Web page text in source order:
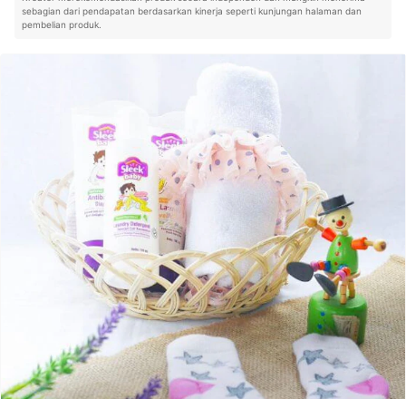
sebagian dari pendapatan berdasarkan kinerja seperti kunjungan halaman dan
pembelian produk.